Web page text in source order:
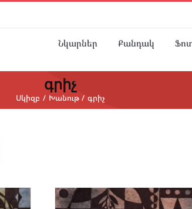
Նկարներ Քանդակ
գրիչ
Սկիզբ Խանութ գրիչ